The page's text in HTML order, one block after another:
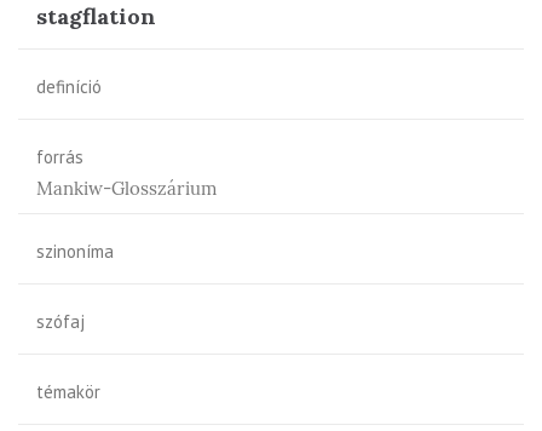
stagflation
definíció
forrás
Mankiw-Glosszárium
szinoníma
szófaj
témakör